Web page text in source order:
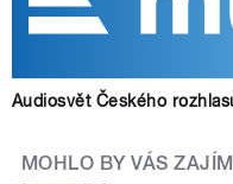
Audiosvět Českého
MOHLO BY VÁS